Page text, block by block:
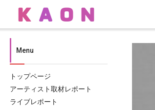
Menu
トップページ
アーティスト取材レポート
ライブレポート